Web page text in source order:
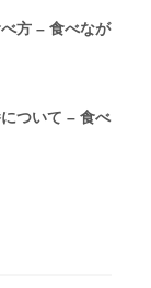
方 – 食べなが
ついて – 食べ